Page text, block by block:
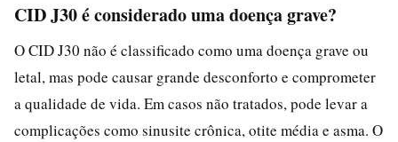
CID J30 é considerado uma doença grave?
O CID J30 não é classificado como uma doença grave ou
letal, mas pode causar grande desconforto e comprometer
a qualidade de vida. Em casos não tratados, pode levar a
complicações como sinusite crônica, otite média e asma. O